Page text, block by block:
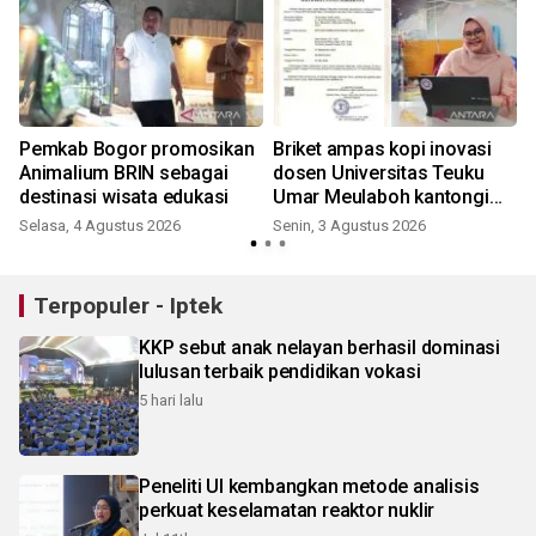
Pemkab Bogor promosikan
Animalium BRIN sebagai
destinasi wisata edukasi
Selasa, 4 Agustus 2026
Briket ampas kopi inovasi
dosen Universitas Teuku
Umar Meulaboh kantongi
sertifikat paten
Senin, 3 Agustus 2026
Terpopuler - Iptek
KKP sebut anak nelayan berhasil dominasi
lulusan terbaik pendidikan vokasi
5 hari lalu
Peneliti UI kembangkan metode analisis
perkuat keselamatan reaktor nuklir